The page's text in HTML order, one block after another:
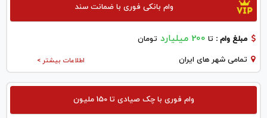
وام بانکی فوری با ضمانت سند
مبلغ وام : تا 200 میلیارد تومان
اطلاعات بیشتر > تمامی شهر های ایران
وام فوری با چک صیادی تا 150 ملیون